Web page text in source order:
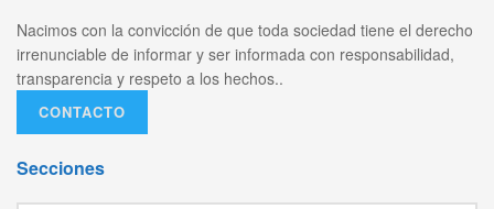
Nacimos con la convicción de que toda sociedad tiene el derecho
irrenunciable de informar y ser informada con responsabilidad,
transparencia y respeto a los hechos..
CONTACTO
Secciones